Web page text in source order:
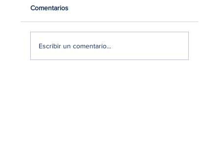
Comentarios
Escribir un comentario...